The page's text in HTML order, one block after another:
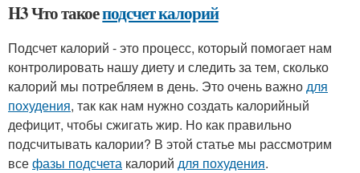
H3 Что такоеподсчет калорий
Подсчет калорий - это процесс, который помогает нам
контролировать нашу диету и следить за тем, сколько
калорий мы потребляем в день. Это очень важнодля
похудения, так как нам нужно создать калорийный
дефицит, чтобы сжигать жир. Но как правильно
подсчитывать калории? В этой статье мы рассмотрим
всефазы подсчета калорий для похудения.